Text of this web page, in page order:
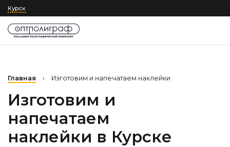
Курск
Главная › Изготовим и напечатаем наклейки
Изготовим и
напечатаем
наклейки в Курске